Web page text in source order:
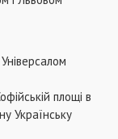
площі в
Українську